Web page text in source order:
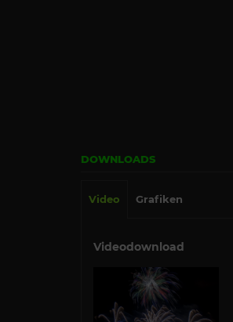
DOWNLOADS
Video Grafiken
Videodownload